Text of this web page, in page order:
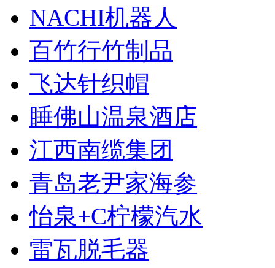
NACHI机器人
百竹行竹制品
飞达针织帽
睡佛山温泉酒店
江西南缆集团
青岛老尹家海参
怡泉+C柠檬汽水
雷瓦脱毛器